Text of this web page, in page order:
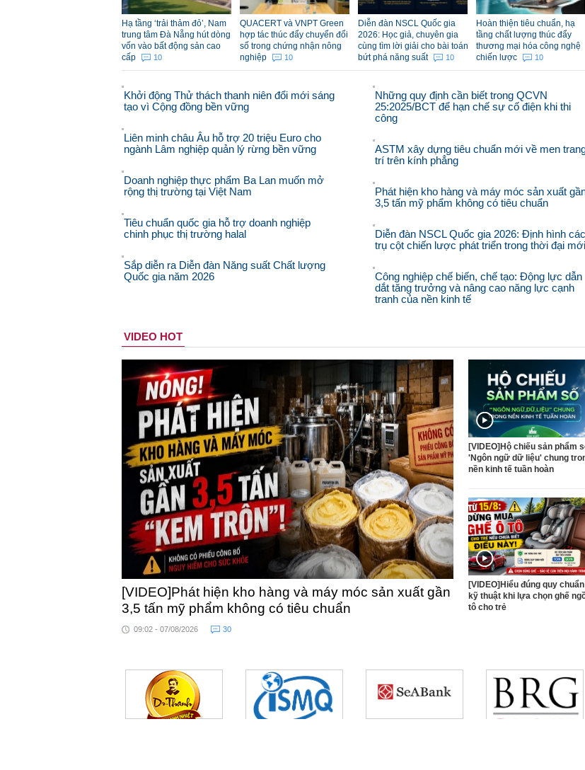
Hạ tầng ‘trải thảm đỏ’, Nam
trung tâm Đà Nẵng hút dòng
vốn vào bất động sản cao
cấp
10
QUACERT và VNPT Green
hợp tác thúc đẩy chuyển đổi
số trong chứng nhận nông
nghiệp
10
Diễn đàn NSCL Quốc gia
2026: Học giả, chuyên gia
cùng tìm lời giải cho bài toán
bứt phá năng suất
10
Hoàn thiện tiêu chuẩn, hạ
tầng chất lượng thúc đẩy
thương mại hóa công nghệ
chiến lược
10
Khởi động Thử thách thanh niên đổi mới sáng
tạo vì Cộng đồng bền vững
Liên minh châu Âu hỗ trợ 20 triệu Euro cho
ngành Lâm nghiệp quản lý rừng bền vững
Doanh nghiệp thực phẩm Ba Lan muốn mở
rộng thị trường tại Việt Nam
Tiêu chuẩn quốc gia hỗ trợ doanh nghiệp
chinh phục thị trường halal
Sắp diễn ra Diễn đàn Năng suất Chất lượng
Quốc gia năm 2026
Những quy định cần biết trong QCVN
25:2025/BCT để hạn chế sự cố điện khi thi
công
ASTM xây dựng tiêu chuẩn mới về men
trí trên kính phẳng
Phát hiện kho hàng và máy móc sản xuất
3,5 tấn mỹ phẩm không có tiêu chuẩn
Diễn đàn NSCL Quốc gia 2026: Định hình các
trụ cột chiến lược phát triển trong thời đại mới
Công nghiệp chế biến, chế tạo: Động lực dẫn
dắt tăng trưởng và nâng cao năng lực cạnh
tranh của nền kinh tế
VIDEO HOT
[VIDEO]Phát hiện kho hàng và máy móc sản xuất gần
3,5 tấn mỹ phẩm không có tiêu chuẩn
09:02 - 07/08/2026 30
[VIDEO]Hộ chiếu sản phẩm
'Ngôn ngữ dữ liệu' chung
nền kinh tế tuần hoàn
[VIDEO]Hiểu đúng quy chuẩn
kỹ thuật khi lựa chọn ghế
tô cho trẻ